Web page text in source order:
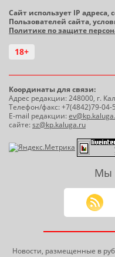
Сайт использует IP адреса,
Пользователей сайта,
Политике по защите
18+
Координаты для связи:
Адрес редакции: 248000, г.
Телефон/факс: +7(4842)79-04-
E-mail редакции:
сайте:sz@kp.kaluga.ru
Мы
Новости, размещенные в